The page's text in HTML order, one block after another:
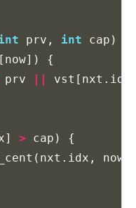
prv , int cap )
[ now])
{
prv || vst [ nxt . idx
] > cap )
{
( nxt . idx , now